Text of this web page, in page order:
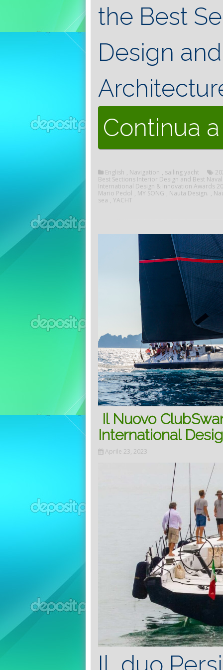
the Best
Design
Continua
English , Navigation , sailing yacht
Best Sections Interior Design and Best
International Design & Innovation Awards
Mario Pedol , MY SONG , Nauta Design. ,
sea , YACHT
Il Nuovo
International
Aprile 23, 2023